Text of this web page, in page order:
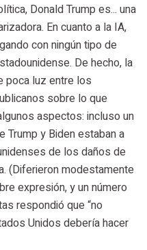
Donald Trump es... una
En cuanto a la IA,
con ningún tipo de
De hecho, la
poca luz entre los
sobre lo que
aspectos: incluso un
y Biden estaban a
de los daños de
(Diferieron modestamente
expresión, y un número
respondió que “no
Unidos debería hacer